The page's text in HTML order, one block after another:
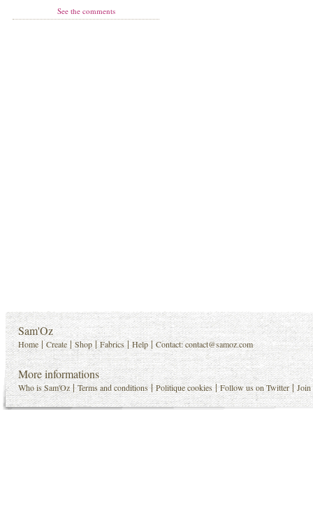
See the comments
Sam'Oz
Home |Create |Shop |Fabrics |Help |Contact:contact@samoz.com
More informations
Who is Sam'Oz |Terms and conditions |Politique cookies |Follow us on Twitter |Join